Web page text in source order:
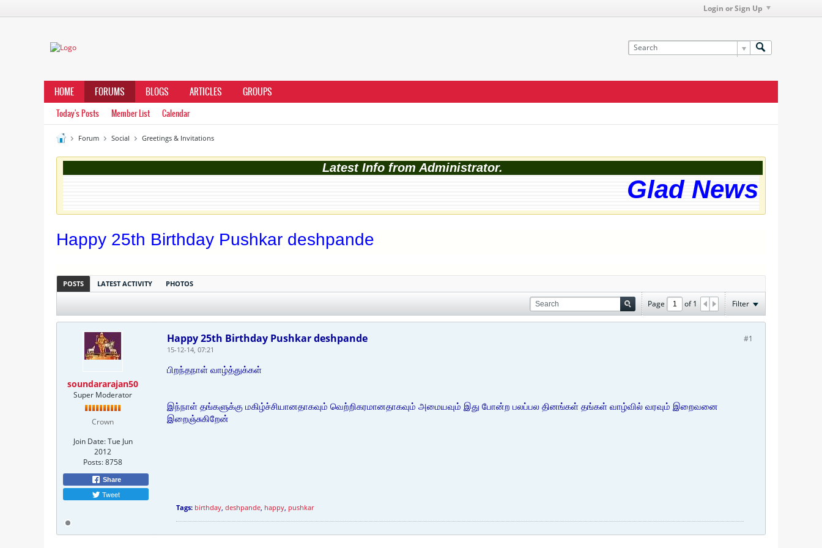
Login or Sign Up
HOME FORUMS BLOGS ARTICLES GROUPS
Today's Posts Member List Calendar
Forum Social Greetings & Invitations
Latest Info from Administrator.
Glad News!
Happy 25th Birthday Pushkar deshpande
POSTS LATEST ACTIVITY PHOTOS
Page of1 Filter
soundararajan50
Super Moderator
Crown
Join Date: Tue Jun
2012
Posts:8758
Share
Tweet
#1
Happy 25th Birthday Pushkar deshpande
15-12-14, 07:21
பிறந்தநாள் வாழ்த்துக்கள்
இந்நாள் தங்களுக்கு மகிழ்ச்சியானதாகவும் வெற்றிகரமானதாகவும் அமையவும் இது போன்ற பலப்பல தினங்கள் தங்கள் வாழ்வில் வரவும் இறைவனை
இறைஞ்சுகிறேன்
Tags: birthday, deshpande, happy, pushkar